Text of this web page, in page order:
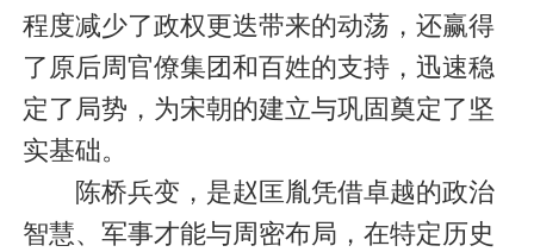
程度减少了政权更迭带来的动荡，还赢得
了原后周官僚集团和百姓的支持，迅速稳
定了局势，为宋朝的建立与巩固奠定了坚
实基础。
陈桥兵变，是赵匡胤凭借卓越的政治
智慧、军事才能与周密布局，在特定历史